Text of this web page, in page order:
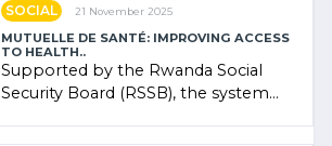
SOCIAL 21 November 2025
MUTUELLE DE SANTÉ: IMPROVING ACCESS
TO HEALTH..
Supported by the Rwanda Social
Security Board (RSSB), the system